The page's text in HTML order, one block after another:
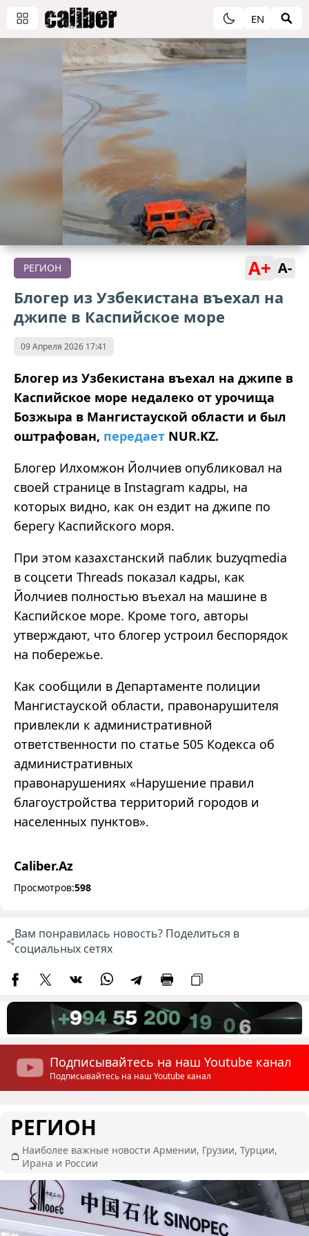
EN
РЕГИОН A+ A-
Блогер из Узбекистана въехал на
джипе в Каспийское море
09 Апреля 2026 17:41
Блогер из Узбекистана въехал на джипе в
Каспийское море недалеко от урочища
Бозжыра в Мангистауской области и был
оштрафован, передает NUR.KZ.
Блогер Илхомжон Йолчиев опубликовал на
своей странице в Instagram кадры, на
которых видно, как он ездит на джипе по
берегу Каспийского моря.
При этом казахстанский паблик buzyqmedia
в соцсети Threads показал кадры, как
Йолчиев полностью въехал на машине в
Каспийское море. Кроме того, авторы
утверждают, что блогер устроил беспорядок
на побережье.
Как сообщили в Департаменте полиции
Мангистауской области, правонарушителя
привлекли к административной
ответственности по статье 505 Кодекса об
административных
правонарушениях «Нарушение правил
благоустройства территорий городов и
населенных пунктов».
Caliber.Az
Просмотров:598
Вам понравилась новость? Поделиться в
социальных сетях
Подписывайтесь на наш Youtube канал
Подписывайтесь на наш Youtube канал
РЕГИОН
Наиболее важные новости Армении, Грузии, Турции,
Ирана и России